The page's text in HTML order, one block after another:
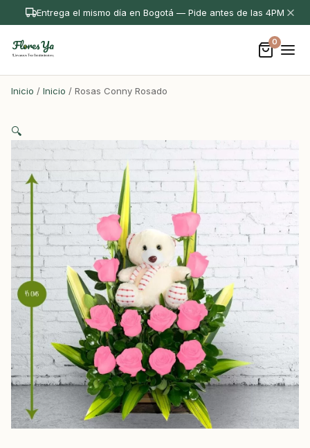
Entrega el mismo día en Bogotá — Pide antes de las 4PM
0
Inicio / Inicio / Rosas Conny Rosado
🔍